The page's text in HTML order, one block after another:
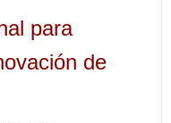
para
de